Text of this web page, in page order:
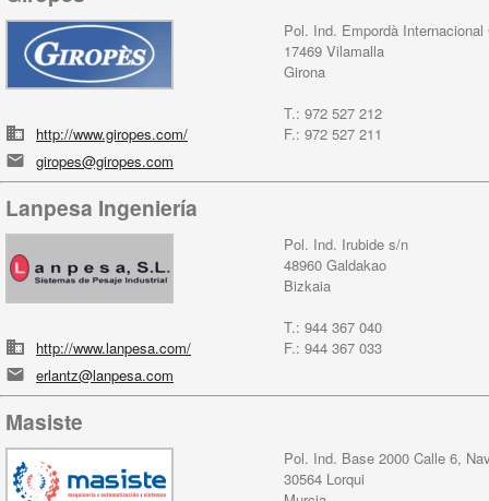
Pol. Ind. Empordà Internacional
17469 Vilamalla
Girona
T.: 972 527 212
F.: 972 527 211
http://www.giropes.com/
giropes@giropes.com
Lanpesa Ingeniería
Pol. Ind. Irubide s/n
48960 Galdakao
Bizkaia
T.: 944 367 040
F.: 944 367 033
http://www.lanpesa.com/
erlantz@lanpesa.com
Masiste
Pol. Ind. Base 2000 Calle 6,
30564 Lorqui